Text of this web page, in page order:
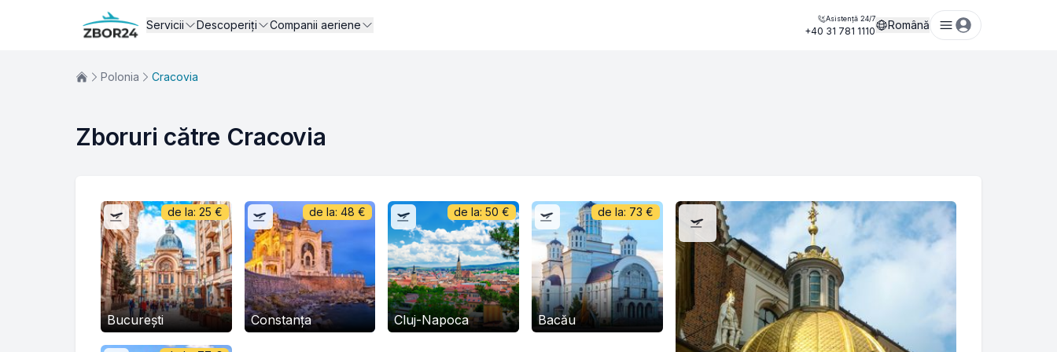
Servicii Descoperiți Companii aeriene Asistență 24/7
+40 31 781 1110 Română
Polonia Cracovia
Zboruri către Cracovia
București
de la: 25 €
Constanța
de la: 48 €
Cluj-Napoca
de la: 50 €
Bacău
de la: 73 €